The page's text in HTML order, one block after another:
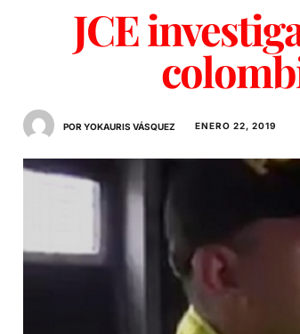
JCE
POR YOKAURIS VÁSQUEZ ENERO 22, 2019